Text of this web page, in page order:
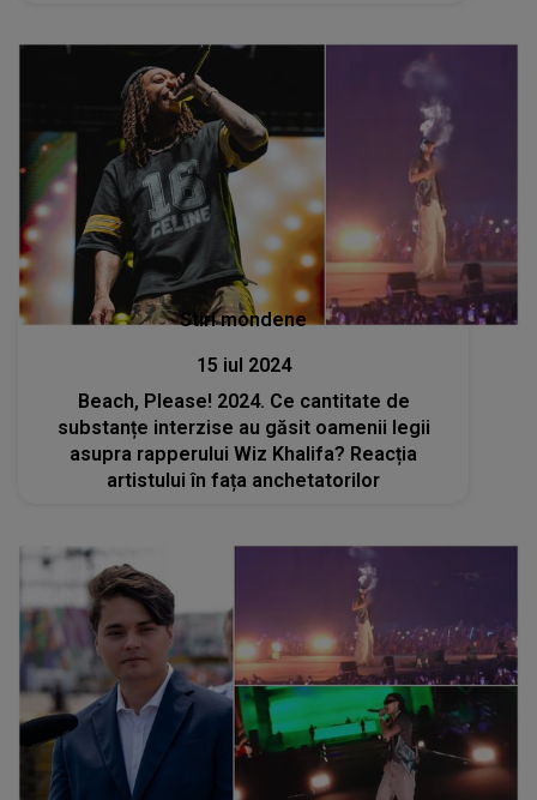
Stiri mondene
15 iul 2024
Beach, Please! 2024. Ce cantitate de
substanțe interzise au găsit oamenii legii
asupra rapperului Wiz Khalifa? Reacția
artistului în fața anchetatorilor